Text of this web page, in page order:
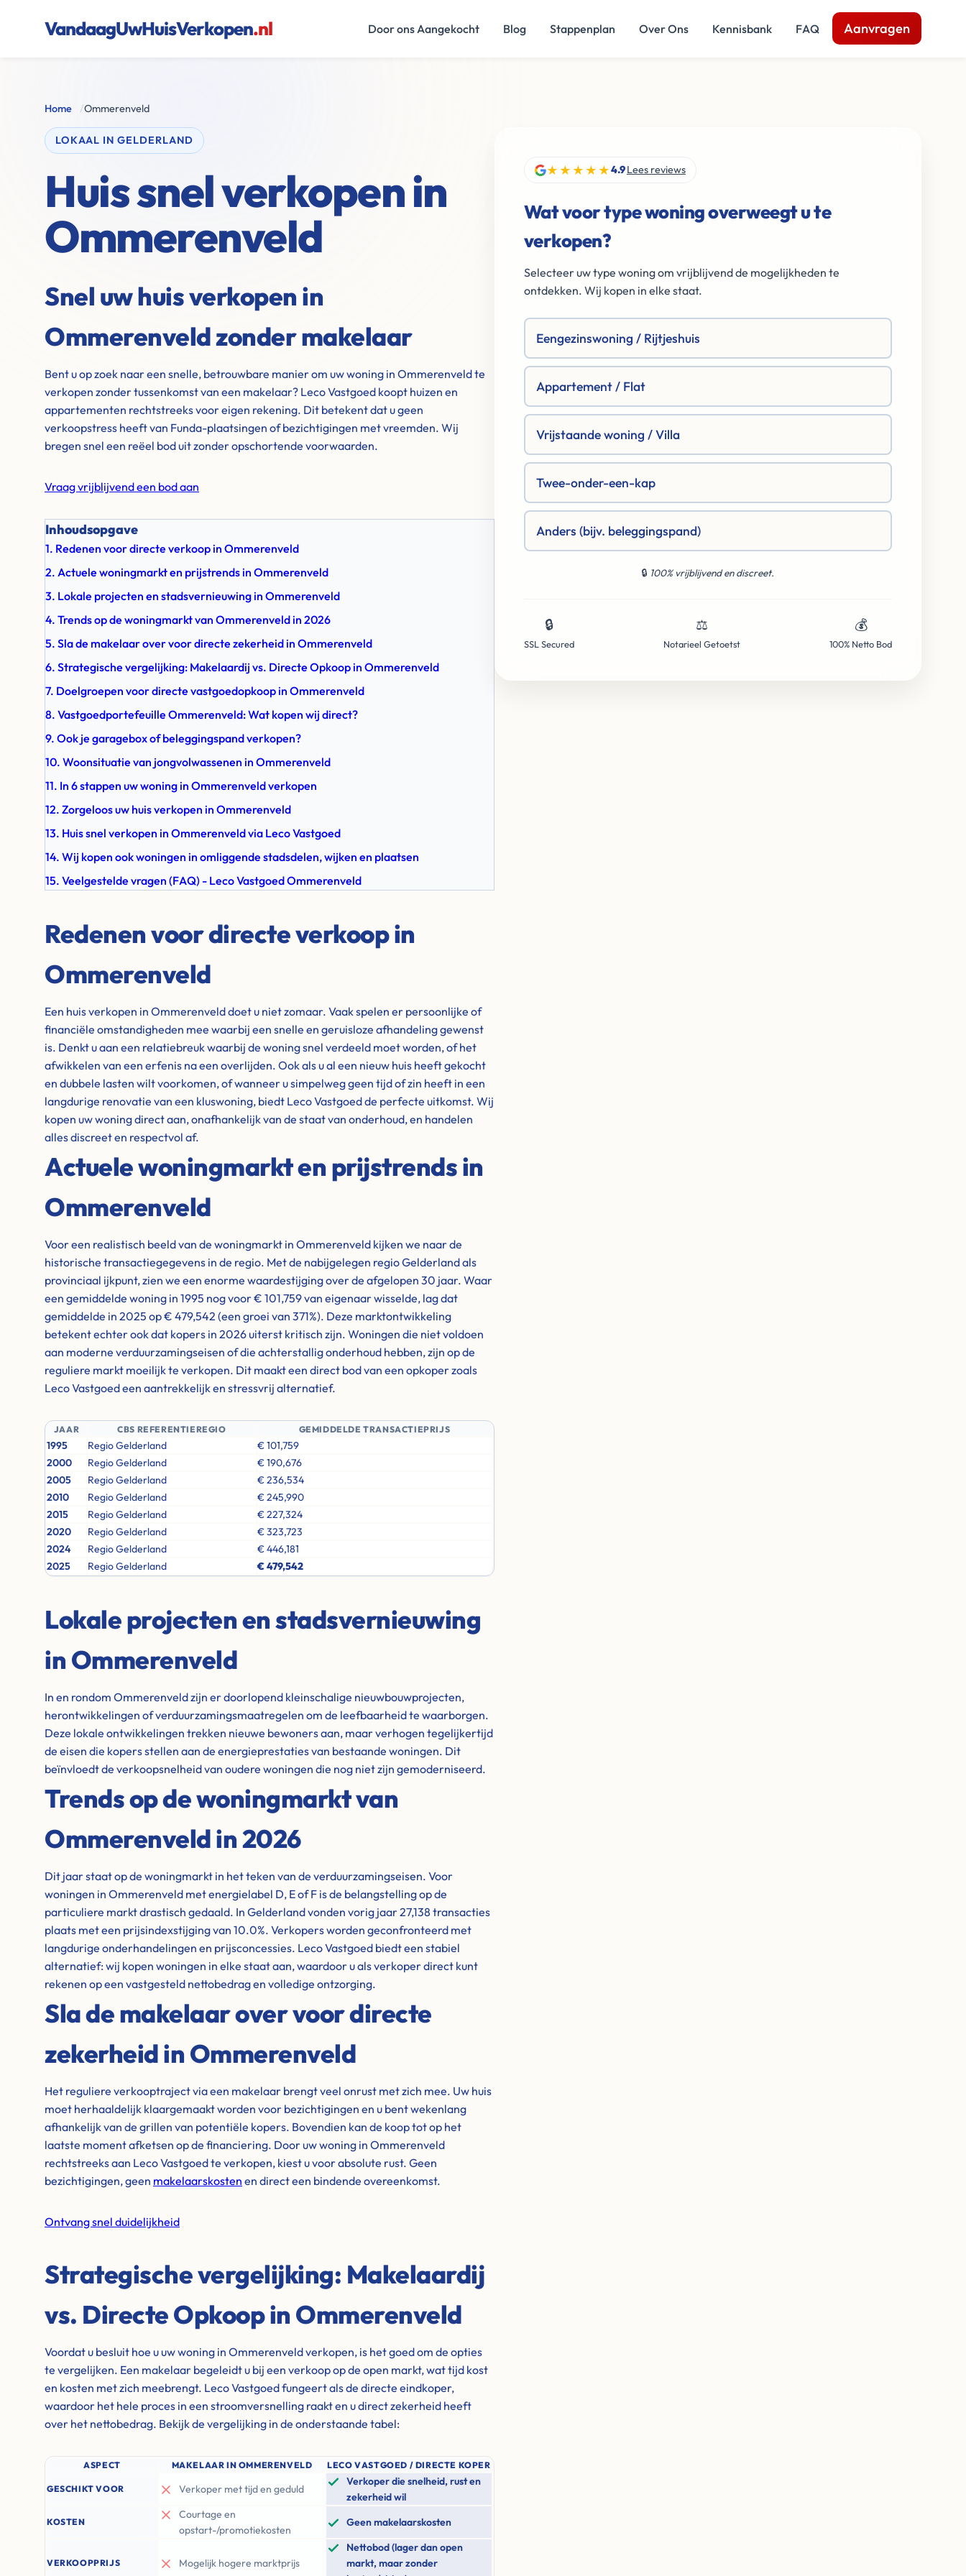
VandaagUwHuisVerkopen.nl Door ons Aangekocht Blog Stappenplan Over Ons Kennisbank FAQ Aanvragen
Home /Ommerenveld
LOKAAL IN GELDERLAND
Huis snel verkopen in
Ommerenveld
Snel uw huis verkopen in
Ommerenveld zonder makelaar
Bent u op zoek naar een snelle, betrouwbare manier om uw woning in Ommerenveld te
verkopen zonder tussenkomst van een makelaar? Leco Vastgoed koopt huizen en
appartementen rechtstreeks voor eigen rekening. Dit betekent dat u geen
verkoopstress heeft van Funda-plaatsingen of bezichtigingen met vreemden. Wij
bregen snel een reëel bod uit zonder opschortende voorwaarden.
Vraag vrijblijvend een bod aan
Inhoudsopgave
1. Redenen voor directe verkoop in Ommerenveld
2. Actuele woningmarkt en prijstrends in Ommerenveld
3. Lokale projecten en stadsvernieuwing in Ommerenveld
4. Trends op de woningmarkt van Ommerenveld in 2026
5. Sla de makelaar over voor directe zekerheid in Ommerenveld
6. Strategische vergelijking: Makelaardij vs. Directe Opkoop in Ommerenveld
7. Doelgroepen voor directe vastgoedopkoop in Ommerenveld
8. Vastgoedportefeuille Ommerenveld: Wat kopen wij direct?
9. Ook je garagebox of beleggingspand verkopen?
10. Woonsituatie van jongvolwassenen in Ommerenveld
11. In 6 stappen uw woning in Ommerenveld verkopen
12. Zorgeloos uw huis verkopen in Ommerenveld
13. Huis snel verkopen in Ommerenveld via Leco Vastgoed
14. Wij kopen ook woningen in omliggende stadsdelen, wijken en plaatsen
15. Veelgestelde vragen (FAQ) - Leco Vastgoed Ommerenveld
Redenen voor directe verkoop in
Ommerenveld
Een huis verkopen in Ommerenveld doet u niet zomaar. Vaak spelen er persoonlijke of
financiële omstandigheden mee waarbij een snelle en geruisloze afhandeling gewenst
is. Denkt u aan een relatiebreuk waarbij de woning snel verdeeld moet worden, of het
afwikkelen van een erfenis na een overlijden. Ook als u al een nieuw huis heeft gekocht
en dubbele lasten wilt voorkomen, of wanneer u simpelweg geen tijd of zin heeft in een
langdurige renovatie van een kluswoning, biedt Leco Vastgoed de perfecte uitkomst. Wij
kopen uw woning direct aan, onafhankelijk van de staat van onderhoud, en handelen
alles discreet en respectvol af.
Actuele woningmarkt en prijstrends in
Ommerenveld
Voor een realistisch beeld van de woningmarkt in Ommerenveld kijken we naar de
historische transactiegegevens in de regio. Met de nabijgelegen regio Gelderland als
provinciaal ijkpunt, zien we een enorme waardestijging over de afgelopen 30 jaar. Waar
een gemiddelde woning in 1995 nog voor € 101,759 van eigenaar wisselde, lag dat
gemiddelde in 2025 op € 479,542 (een groei van 371%). Deze marktontwikkeling
betekent echter ook dat kopers in 2026 uiterst kritisch zijn. Woningen die niet voldoen
aan moderne verduurzamingseisen of die achterstallig onderhoud hebben, zijn op de
reguliere markt moeilijk te verkopen. Dit maakt een direct bod van een opkoper zoals
Leco Vastgoed een aantrekkelijk en stressvrij alternatief.
JAAR CBS REFERENTIEREGIO GEMIDDELDE TRANSACTIEPRIJS
1995 Regio Gelderland
€ 101,759
2000
Regio Gelderland
€ 190,676
2005
Regio Gelderland
€ 236,534
2010
Regio Gelderland
€ 245,990
2015
Regio Gelderland
€ 227,324
2020
Regio Gelderland
€ 323,723
2024
Regio Gelderland
€ 446,181
2025
Regio Gelderland € 479,542
Lokale projecten en stadsvernieuwing
in Ommerenveld
In en rondom Ommerenveld zijn er doorlopend kleinschalige nieuwbouwprojecten,
herontwikkelingen of verduurzamingsmaatregelen om de leefbaarheid te waarborgen.
Deze lokale ontwikkelingen trekken nieuwe bewoners aan, maar verhogen tegelijkertijd
de eisen die kopers stellen aan de energieprestaties van bestaande woningen. Dit
beïnvloedt de verkoopsnelheid van oudere woningen die nog niet zijn gemoderniseerd.
Trends op de woningmarkt van
Ommerenveld in 2026
Dit jaar staat op de woningmarkt in het teken van de verduurzamingseisen. Voor
woningen in Ommerenveld met energielabel D, E of F is de belangstelling op de
particuliere markt drastisch gedaald. In Gelderland vonden vorig jaar 27,138 transacties
plaats met een prijsindexstijging van 10.0%. Verkopers worden geconfronteerd met
langdurige onderhandelingen en prijsconcessies. Leco Vastgoed biedt een stabiel
alternatief: wij kopen woningen in elke staat aan, waardoor u als verkoper direct kunt
rekenen op een vastgesteld nettobedrag en volledige ontzorging.
Sla de makelaar over voor directe
zekerheid in Ommerenveld
Het reguliere verkooptraject via een makelaar brengt veel onrust met zich mee. Uw huis
moet herhaaldelijk klaargemaakt worden voor bezichtigingen en u bent wekenlang
afhankelijk van de grillen van potentiële kopers. Bovendien kan de koop tot op het
laatste moment afketsen op de financiering. Door uw woning in Ommerenveld
rechtstreeks aan Leco Vastgoed te verkopen, kiest u voor absolute rust. Geen
bezichtigingen, geen makelaarskosten en direct een bindende overeenkomst.
Ontvang snel duidelijkheid
Strategische vergelijking: Makelaardij
vs. Directe Opkoop in Ommerenveld
Voordat u besluit hoe u uw woning in Ommerenveld verkopen, is het goed om de opties
te vergelijken. Een makelaar begeleidt u bij een verkoop op de open markt, wat tijd kost
en kosten met zich meebrengt. Leco Vastgoed fungeert als de directe eindkoper,
waardoor het hele proces in een stroomversnelling raakt en u direct zekerheid heeft
over het nettobedrag. Bekijk de vergelijking in de onderstaande tabel:
ASPECT MAKELAAR IN OMMERENVELD LECO VASTGOED / DIRECTE KOPER
GESCHIKT VOOR Verkoper met tijd en geduld
Verkoper die snelheid, rust en
zekerheid wil
KOSTEN
Courtage en
opstart-/promotiekosten
Geen makelaarskosten
VERKOOPPRIJS Mogelijk hogere marktprijs
Nettobod (lager dan open
markt, maar zonder
★★★★★4.9Lees reviews
Wat voor type woning overweegt u te
verkopen?
Selecteer uw type woning om vrijblijvend de mogelijkheden te
ontdekken. Wij kopen in elke staat.
Eengezinswoning / Rijtjeshuis
Appartement / Flat
Vrijstaande woning / Villa
Twee-onder-een-kap
Anders (bijv. beleggingspand)
🔒 100% vrijblijvend en discreet.
🔒
SSL Secured
⚖️
Notarieel Getoetst
💰
100% Netto Bod